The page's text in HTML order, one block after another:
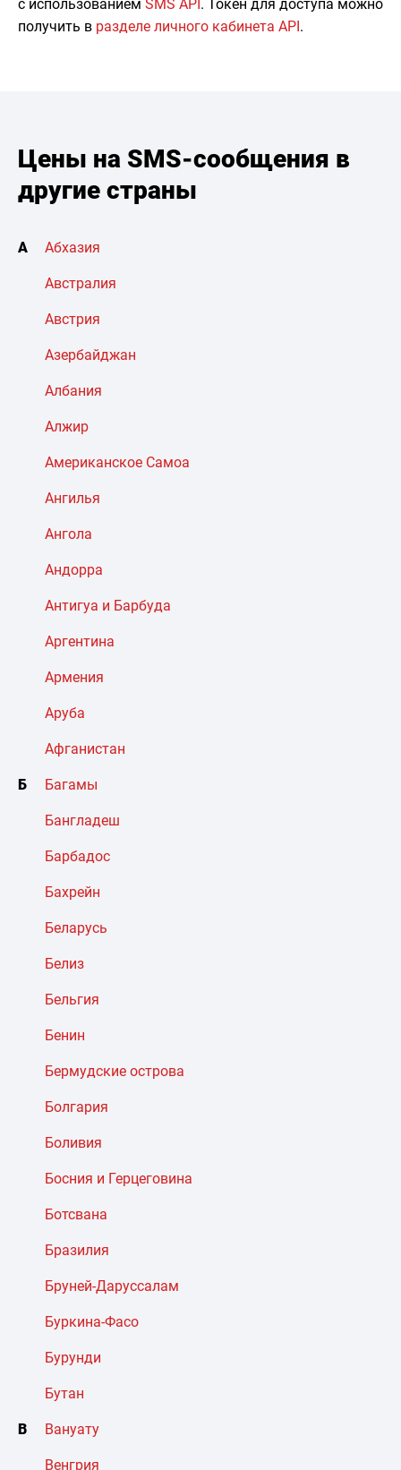
с использованием SMS API. Токен для доступа можно
получить в разделе личного кабинета API.
Цены на SMS-сообщения в
другие страны
А Абхазия
Австралия
Австрия
Азербайджан
Албания
Алжир
Американское Самоа
Ангилья
Ангола
Андорра
Антигуа и Барбуда
Аргентина
Армения
Аруба
Афганистан
Б Багамы
Бангладеш
Барбадос
Бахрейн
Беларусь
Белиз
Бельгия
Бенин
Бермудские острова
Болгария
Боливия
Босния и Герцеговина
Ботсвана
Бразилия
Бруней-Даруссалам
Буркина-Фасо
Бурунди
Бутан
В Вануату
Венгрия